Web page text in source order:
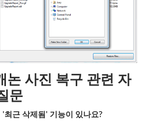
논 사진 복구 관련 자
문
최근 삭제됨' 기능이 있나요?